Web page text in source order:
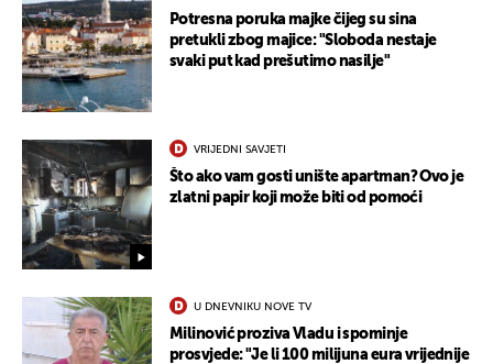
Potresna poruka majke čijeg su sina
pretukli zbog majice: "Sloboda nestaje
svaki put kad prešutimo nasilje"
VRIJEDNI SAVJETI
Što ako vam gosti unište apartman? Ovo je
zlatni papir koji može biti od pomoći
U DNEVNIKU NOVE TV
Milinović proziva Vladu i spominje
prosvjede: "Je li 100 milijuna eura vrijednije